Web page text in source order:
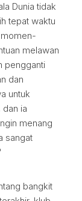
Dunia tidak
tepat waktu
melawan
pengganti
dan
untuk
ia
menang
sangat
bangkit